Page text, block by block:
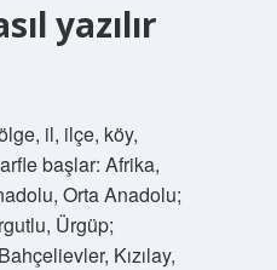
yazılır
il, ilçe, köy,
başlar: Afrika,
Orta Anadolu;
Ürgüp;
Kızılay,